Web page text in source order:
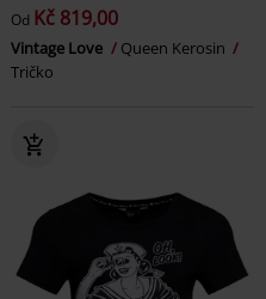
Od Kč 819,00
Vintage Love
Queen Kerosin
Tričko